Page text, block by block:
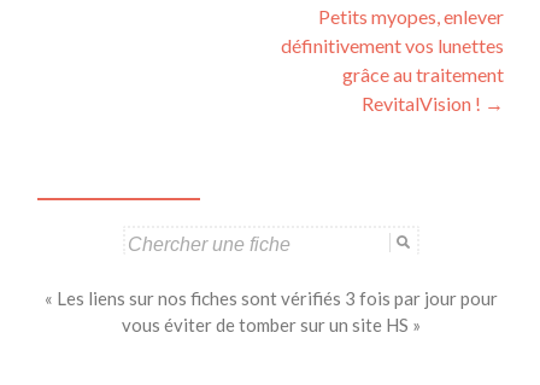
Petits myopes, enlever
définitivement vos lunettes
grâce au traitement
RevitalVision ! →
« Les liens sur nos fiches sont vérifiés 3 fois par jour pour
vous éviter de tomber sur un site HS »